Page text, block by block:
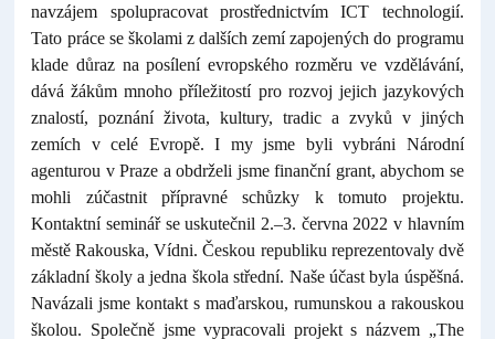
navzájem spolupracovat prostřednictvím ICT technologií.
Tato práce se školami z dalších zemí zapojených do programu
klade důraz na posílení evropského rozměru ve vzdělávání,
dává žákům mnoho příležitostí pro rozvoj jejich jazykových
znalostí, poznání života, kultury, tradic a zvyků v jiných
zemích v celé Evropě. I my jsme byli vybráni Národní
agenturou v Praze a obdrželi jsme finanční grant, abychom se
mohli zúčastnit přípravné schůzky k tomuto projektu.
Kontaktní seminář se uskutečnil 2.–3. června 2022 v hlavním
městě Rakouska, Vídni. Českou republiku reprezentovaly dvě
základní školy a jedna škola střední. Naše účast byla úspěšná.
Navázali jsme kontakt s maďarskou, rumunskou a rakouskou
školou. Společně jsme vypracovali projekt s názvem „The